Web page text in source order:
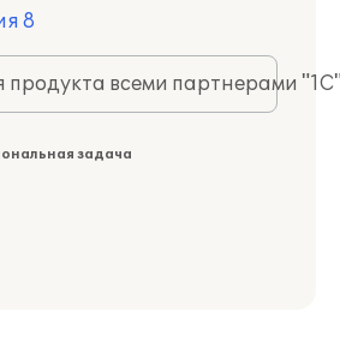
8
продукта всеми партнерами
задача